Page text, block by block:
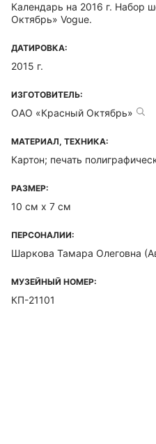
Календарь на 2016 г. Набор
Октябрь» Vogue.
ДАТИРОВКА:
2015 г.
ИЗГОТОВИТЕЛЬ:
ОАО «Красный Октябрь»
МАТЕРИАЛ, ТЕХНИКА:
Картон; печать
РАЗМЕР:
10 см х 7 см
ПЕРСОНАЛИИ:
Шаркова Тамара Олеговна
МУЗЕЙНЫЙ НОМЕР:
КП-21101